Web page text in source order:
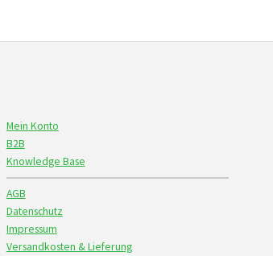
Mein Konto
B2B
Knowledge Base
AGB
Datenschutz
Impressum
Versandkosten & Lieferung